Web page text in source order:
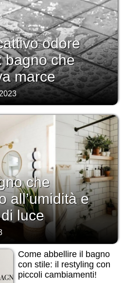
odore
bagno che
marce
che
all’umidità e
luce
Come abbellire il bagno
con stile: il restyling con
piccoli cambiamenti!